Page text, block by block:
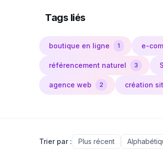
Tags liés
boutique en ligne 1 e-
référencement naturel 3
agence web 2 création
Trier par : Plus récent